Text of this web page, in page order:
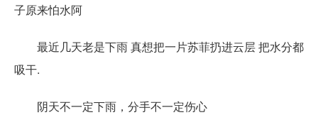
子原来怕水阿
最近几天老是下雨 真想把一片苏菲扔进云层 把水分都
吸干.
阴天不一定下雨，分手不一定伤心